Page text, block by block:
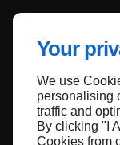
Your
We use
personalising
traffic and
By clicking "I
Cookies from